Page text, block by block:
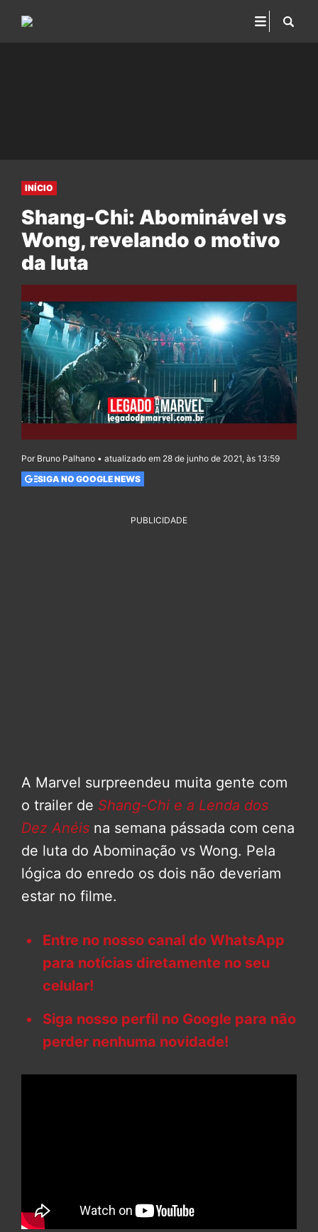
INÍCIO
Shang-Chi: Abominável vs
Wong, revelando o motivo
da luta
Por Bruno Palhano • atualizado em 28 de junho de 2021, às 13:59
SIGA NO GOOGLE NEWS
PUBLICIDADE
A Marvel surpreendeu muita gente com
o trailer de Shang-Chi e a Lenda dos
Dez Anéis na semana pássada com cena
de luta do Abominação vs Wong. Pela
lógica do enredo os dois não deveriam
estar no filme.
Entre no nosso canal do WhatsApp
para notícias diretamente no seu
celular!
Siga nosso perfil no Google para não
perder nenhuma novidade!